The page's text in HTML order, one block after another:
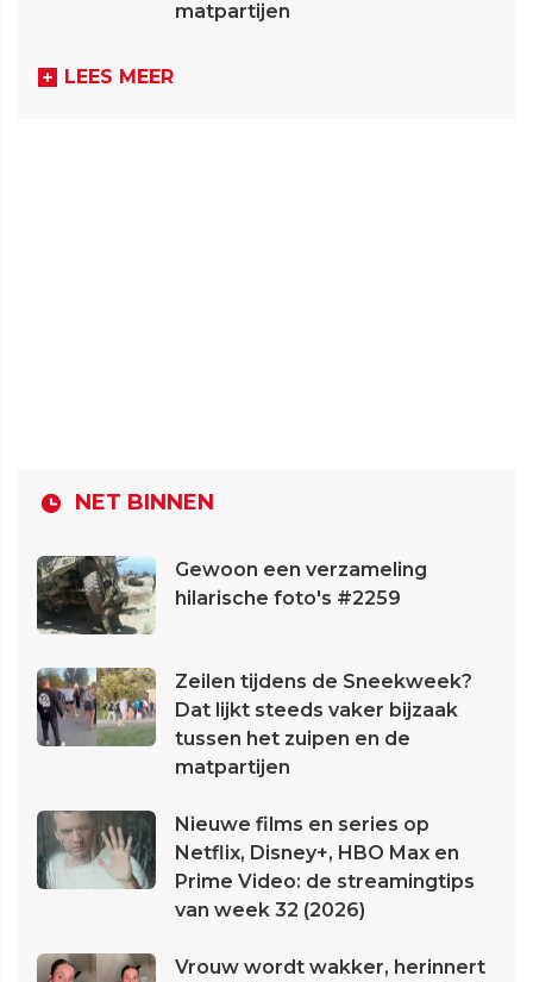
matpartijen
LEES MEER
NET BINNEN
Gewoon een verzameling
hilarische foto's #2259
Zeilen tijdens de Sneekweek?
Dat lijkt steeds vaker bijzaak
tussen het zuipen en de
matpartijen
Nieuwe films en series op
Netflix, Disney+, HBO Max en
Prime Video: de streamingtips
van week 32 (2026)
Vrouw wordt wakker, herinnert